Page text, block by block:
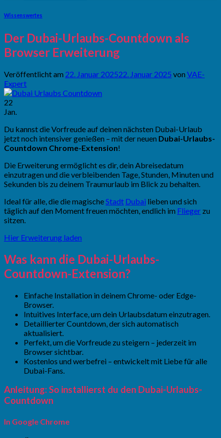
Wissenswertes
Der Dubai-Urlaubs-Countdown als
Browser Erweiterung
Veröffentlicht am 22. Januar 202522. Januar 2025 von VAE-
Expert
22
Jan.
Du kannst die Vorfreude auf deinen nächsten Dubai-Urlaub
jetzt noch intensiver genießen – mit der neuen Dubai-Urlaubs-
Countdown Chrome-Extension!
Die Erweiterung ermöglicht es dir, dein Abreisedatum
einzutragen und die verbleibenden Tage, Stunden, Minuten und
Sekunden bis zu deinem Traumurlaub im Blick zu behalten.
Ideal für alle, die die magischeStadt Dubai lieben und sich
täglich auf den Moment freuen möchten, endlich im Flieger zu
sitzen.
Hier Erweiterung laden
Was kann die Dubai-Urlaubs-
Countdown-Extension?
Einfache Installation in deinem Chrome- oder Edge-
Browser.
Intuitives Interface, um dein Urlaubsdatum einzutragen.
Detaillierter Countdown, der sich automatisch
aktualisiert.
Perfekt, um die Vorfreude zu steigern – jederzeit im
Browser sichtbar.
Kostenlos und werbefrei – entwickelt mit Liebe für alle
Dubai-Fans.
Anleitung: So installierst du den Dubai-Urlaubs-
Countdown
In Google Chrome